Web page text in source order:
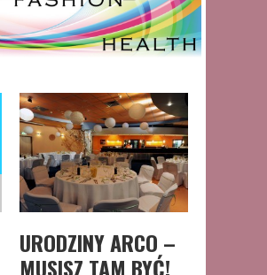
URODZINY ARCO –
MUSISZ TAM BYĆ!